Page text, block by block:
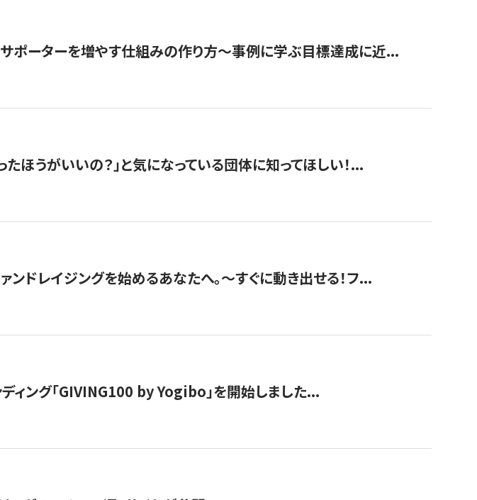
ーサポーターを増やす仕組みの作り方〜事例に学ぶ目標達成に近...
たほうがいいの？」と気になっている団体に知ってほしい！...
ァンドレイジングを始めるあなたへ。〜すぐに動き出せる！フ...
ィング「GIVING100 by Yogibo」を開始しました...